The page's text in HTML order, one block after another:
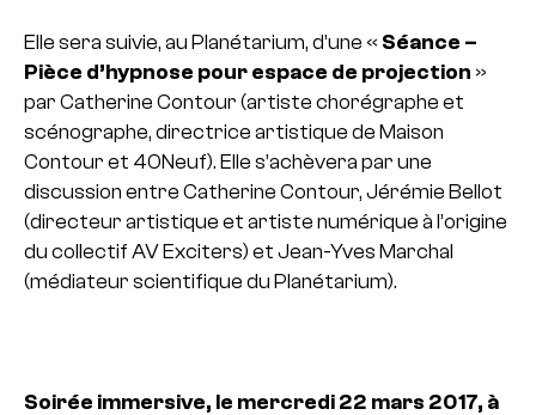
Elle sera suivie, au Planétarium, d’une « Séance –
Pièce d’hypnose pour espace de projection »
par Catherine Contour (artiste chorégraphe et
scénographe, directrice artistique de Maison
Contour et 40Neuf). Elle s’achèvera par une
discussion entre Catherine Contour, Jérémie Bellot
(directeur artistique et artiste numérique à l’origine
du collectif AV Exciters) et Jean-Yves Marchal
(médiateur scientifique du Planétarium).
Soirée immersive, le mercredi 22 mars 2017, à